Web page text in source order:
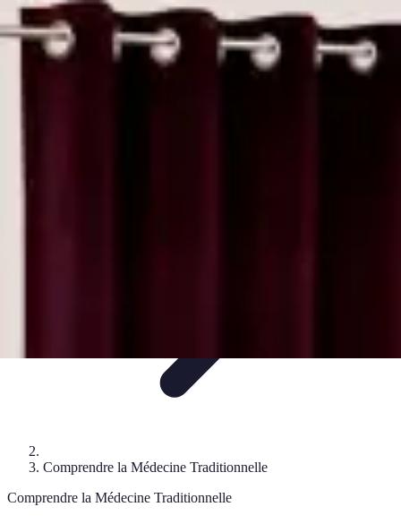
Médecine Traditionnelle
Pratiques et RemèdesIntroduction à la médecine
traditionnelle
PratiquesIntroduction Remèdes
Comprendre la Médecine Traditionnelle
Comprendre la Médecine Traditionnelle